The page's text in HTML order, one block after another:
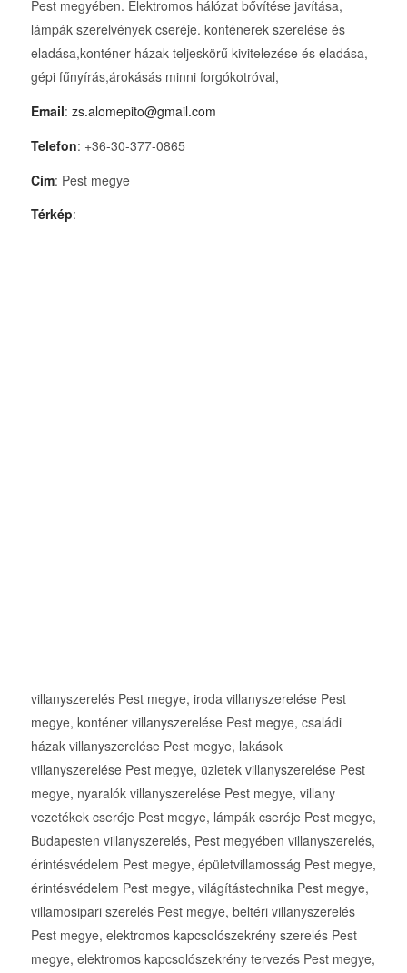
Pest megyében. Elektromos hálózat bővítése javítása,
lámpák szerelvények cseréje. konténerek szerelése és
eladása,konténer házak teljeskörű kivitelezése és eladása,
gépi fűnyírás,árokásás minni forgókotróval,
Email: zs.alomepito@gmail.com
Telefon: +36-30-377-0865
Cím: Pest megye
Térkép:
villanyszerelés Pest megye, iroda villanyszerelése Pest
megye, konténer villanyszerelése Pest megye, családi
házak villanyszerelése Pest megye, lakások
villanyszerelése Pest megye, üzletek villanyszerelése Pest
megye, nyaralók villanyszerelése Pest megye, villany
vezetékek cseréje Pest megye, lámpák cseréje Pest megye,
Budapesten villanyszerelés, Pest megyében villanyszerelés,
érintésvédelem Pest megye, épületvillamosság Pest megye,
érintésvédelem Pest megye, világítástechnika Pest megye,
villamosipari szerelés Pest megye, beltéri villanyszerelés
Pest megye, elektromos kapcsolószekrény szerelés Pest
megye, elektromos kapcsolószekrény tervezés Pest megye,